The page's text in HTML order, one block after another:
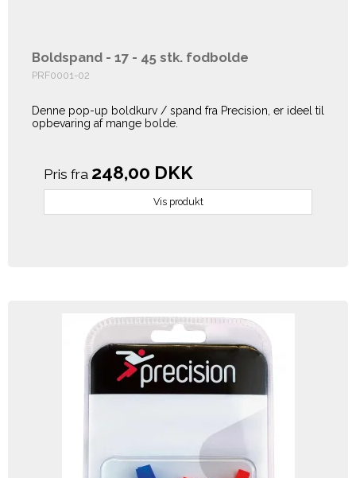
Boldspand - 17 - 45 stk. fodbolde
PRF0001-02
Denne pop-up boldkurv / spand fra Precision, er ideel til
opbevaring af mange bolde.
Pris fra 248,00 DKK
Vis produkt